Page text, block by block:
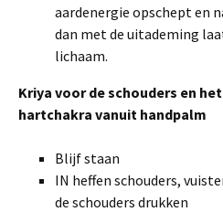
aardenergie opschept en
dan met de uitademing
lichaam.
Kriya voor de schouders en
hartchakra vanuit handpalm
Blijf staan
IN heffen schouders,
de schouders drukken